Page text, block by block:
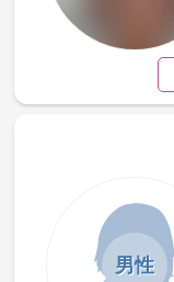
男性